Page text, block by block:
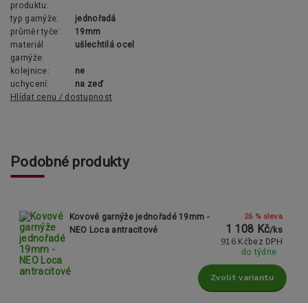
produktu:
typ garnýže:
jednořadá
průměr tyče:
19mm
materiál
garnýže:
ušlechtilá ocel
kolejnice:
ne
uchycení:
na zeď
Hlídat cenu / dostupnost
Podobné produkty
Kovové garnýže jednořadé 19mm -
NEO Loca antracitové
26 % sleva
1 108 Kč/ks
916 Kč bez DPH
do týdne
Zvolit variantu